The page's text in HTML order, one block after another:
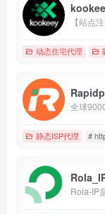
动态住宅代理
静态ISP代理 #